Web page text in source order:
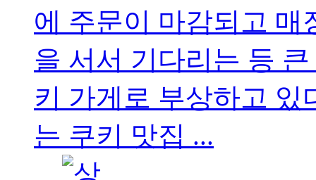
에 주문이 마감되고 매
을 서서 기다리는 등
키 가게로 부상하고 있
는 쿠키 맛집 ...